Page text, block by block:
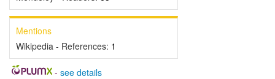
Mentions
Wikipedia - References: 1
- see details